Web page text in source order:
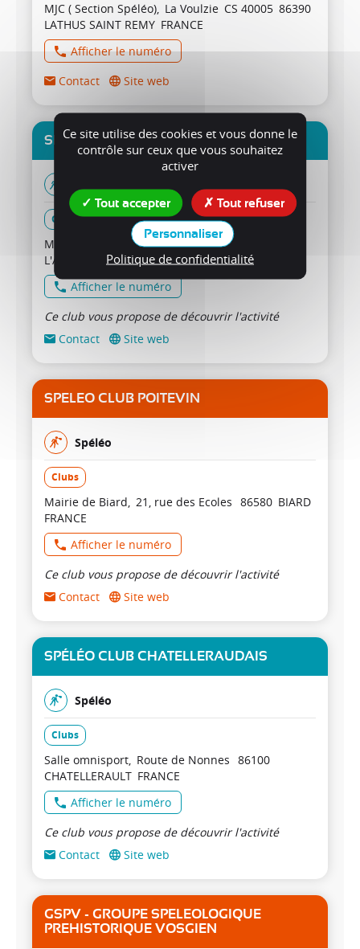
MJC ( Section Spéléo) La Voulzie CS 40005 86390
LATHUS SAINT REMY FRANCE
Afficher le numéro
Contact
Site web
SPELEO CLUB ANGLOIS
Clubs
Mairie 18 rue Saint-Jean 86260 ANGLES SUR
L'ANGLIN
FRANCE
Afficher le numéro
Ce club vous propose de découvrir l'activité
Contact
Site web
SPELEO CLUB POITEVIN
Spéléo
Clubs
Mairie de Biard 21, rue des Ecoles 86580 BIARD
FRANCE
Afficher le numéro
Ce club vous propose de découvrir l'activité
Contact
Site web
SPÉLÉO CLUB CHATELLERAUDAIS
Spéléo
Clubs
Salle omnisport Route de Nonnes 86100
CHATELLERAULT FRANCE
Afficher le numéro
Ce club vous propose de découvrir l'activité
Contact
Site web
GSPV - GROUPE SPELEOLOGIQUE
PREHISTORIQUE VOSGIEN
Ce site utilise des cookies et vous donne le
contrôle sur ceux que vous souhaitez
activer
Tout accepter Tout refuser
Personnaliser
Politique de confidentialité